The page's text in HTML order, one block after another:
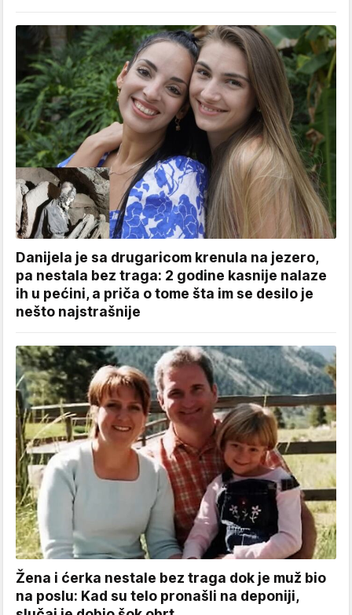
Danijela je sa drugaricom krenula na jezero,
pa nestala bez traga: 2 godine kasnije nalaze
ih u pećini, a priča o tome šta im se desilo je
nešto najstrašnije
Žena i ćerka nestale bez traga dok je muž bio
na poslu: Kad su telo pronašli na deponiji,